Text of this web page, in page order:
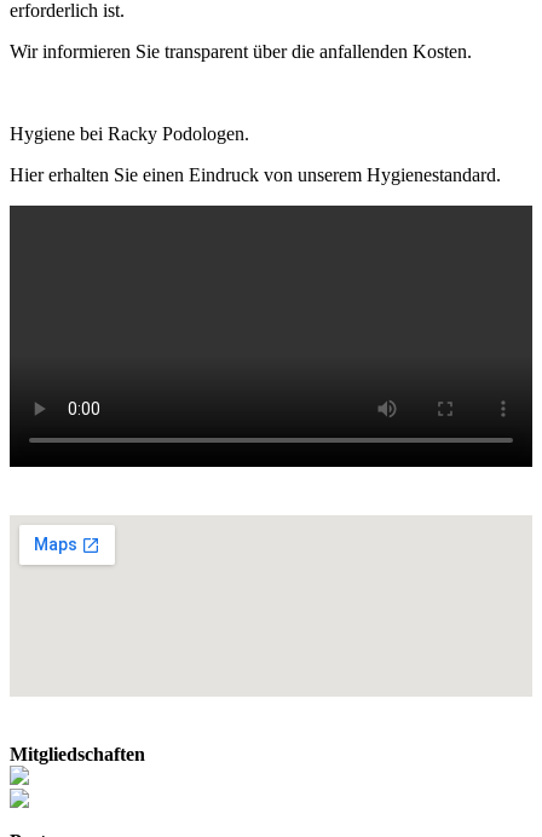
erforderlich ist.
Wir informieren Sie transparent über die anfallenden Kosten.
Hygiene bei Racky Podologen.
Hier erhalten Sie einen Eindruck von unserem Hygienestandard.
Mitgliedschaften